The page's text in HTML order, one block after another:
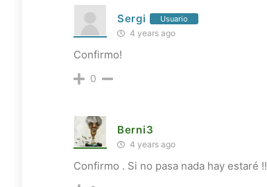
Sergi Usuario
4 years ago
Confirmo!
0
Berni3
4 years ago
Confirmo . Si no pasa nada hay estaré !!